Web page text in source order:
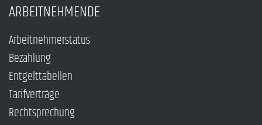
ARBEITNEHMENDE
Arbeitnehmerstatus
Bezahlung
Entgelttabellen
Tarifverträge
Rechtsprechung